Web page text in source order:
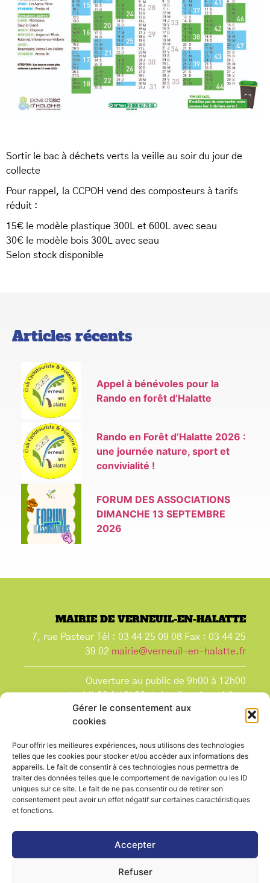
Gérer le consentement aux
cookies
Pour offrir les meilleures expériences, nous utilisons des technologies
telles que les cookies pour stocker et/ou accéder aux informations des
appareils. Le fait de consentir à ces technologies nous permettra de
traiter des données telles que le comportement de navigation ou les ID
uniques sur ce site. Le fait de ne pas consentir ou de retirer son
consentement peut avoir un effet négatif sur certaines caractéristiques
et fonctions.
Accepter
Refuser
Sortir le bac à déchets verts la veille au soir du jour de
collecte
Pour rappel, la CCPOH vend des composteurs à tarifs
réduit :
15€ le modèle plastique 300L et 600L avec seau
30€ le modèle bois 300L avec seau
Selon stock disponible
Articles récents
Appel à bénévoles pour la
Rando en forêt d’Halatte
Rando en Forêt d’Halatte 2026 :
une journée nature, sport et
convivialité !
FORUM DES ASSOCIATIONS
DIMANCHE 13 SEPTEMBRE
2026
MAIRIE DE VERNEUIL-EN-HALATTE
7, rue Pasteur Tél : 03 44 25 09 08 Fax : 03 44 25
39 02 mairie@verneuil-en-halatte.fr
Ouverture au public de 9h00 à 12h00
et de 14h00 à 18h00 du lundi après-midi au
vendredi,
et le samedi de 9h00 à 12h00.
que les jours fériés.